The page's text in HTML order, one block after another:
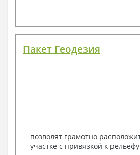
Пакет Геодезия
позволят грамотно
участке с привязкой к